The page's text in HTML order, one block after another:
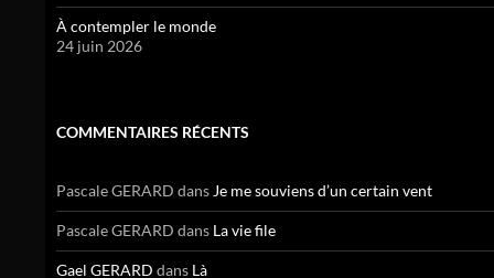
À contempler le monde
24 juin 2026
COMMENTAIRES RÉCENTS
Pascale GERARD dans Je me souviens d’un certain vent
Pascale GERARD dans La vie file
Gael GERARD dans Là